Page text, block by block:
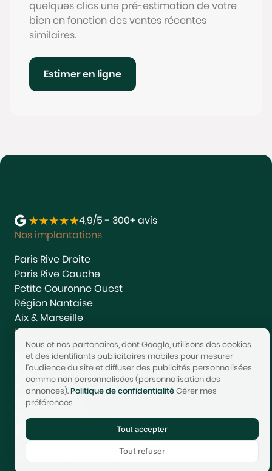
quelques clics une pré-estimation de votre
bien en fonction des ventes récentes
similaires.
Estimer en ligne
4,9/5 - 300+ avis
Nos implantations
Paris Rive Droite
Paris Rive Gauche
Petite Couronne Ouest
Région Nantaise
Aix & Marseille
Nos services
Estimer
Vendre
Acheter
Nous rejoindre
Nous contacter
© 2017-2025 STONEO | Tech & Website powered byAvest
Tarifs
Confidentialité
Nous et nos partenaires, dont Google, utilisons des cookies
et des identifiants publicitaires mobiles pour mesurer
l'audience du site et diffuser des publicités personnalisées
comme non personnalisées (personnalisation des
annonces).Politique de confidentialitéGérer mes
préférences
Tout accepter
Tout refuser